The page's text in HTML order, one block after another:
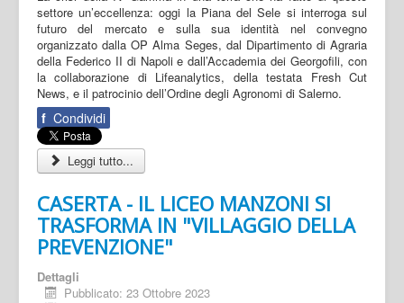
settore un’eccellenza: oggi la Piana del Sele si interroga sul
futuro del mercato e sulla sua identità nel convegno
organizzato dalla OP Alma Seges, dal Dipartimento di Agraria
della Federico II di Napoli e dall’Accademia dei Georgofili, con
la collaborazione di Lifeanalytics, della testata Fresh Cut
News, e il patrocinio dell’Ordine degli Agronomi di Salerno.
f Condividi
Leggi tutto...
CASERTA - IL LICEO MANZONI SI
TRASFORMA IN "VILLAGGIO DELLA
PREVENZIONE"
Dettagli
Pubblicato: 23 Ottobre 2023